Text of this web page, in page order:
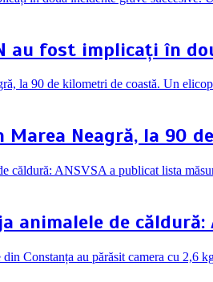
au fost implicați în
Marea Neagră, la 90
animalele de